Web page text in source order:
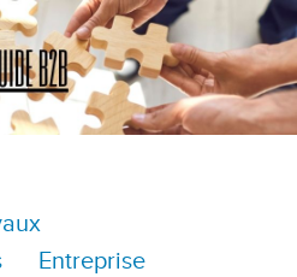
Entreprise